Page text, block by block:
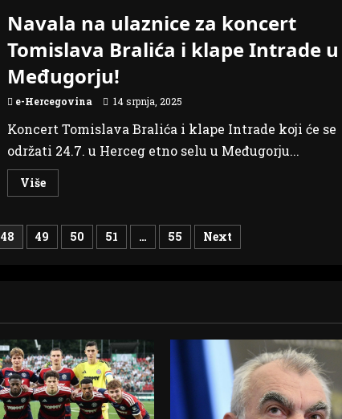
“Da
sam
ja
neko”
se
u
Herceg
etno
30.
srpnja
Navala na ulaznice za koncert
Tomislava Bralića i klape Intrade u
Međugorju!
e-Hercegovina 14 srpnja, 2025
Koncert Tomislava Bralića i klape Intrade koji će se
održati 24.7. u Herceg etno selu u Međugorju...
VišeRead
more
na
ulaznice
za
u
Međugorju!
48 49 50 51 … 55 Next